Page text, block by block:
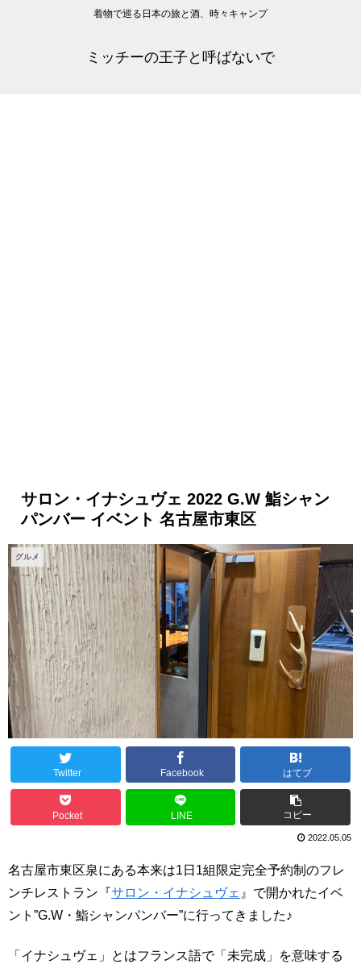
着物で巡る日本の旅と酒、時々キャンプ
ミッチーの王子と呼ばないで
サロン・イナシュヴェ 2022 G.W 鮨シャン
パンバー イベント 名古屋市東区
グルメ
Twitter Facebook はてブ
Pocket LINE コピー
2022.05.05
名古屋市東区泉にある本来は1日1組限定完全予約制のフレ
ンチレストラン『サロン・イナシュヴェ 』で開かれたイベ
ント”G.W・鮨シャンパンバー”に行ってきました♪
「イナシュヴェ」とはフランス語で「未完成」を意味する